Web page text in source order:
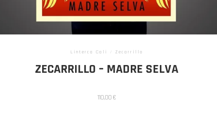
Linterca Cali Zecarrillo
ZECARRILLO – MADRE SELVA
110,00€